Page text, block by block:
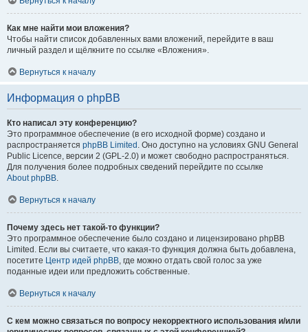
Как мне найти мои вложения?
Чтобы найти список добавленных вами вложений, перейдите в ваш
личный раздел и щёлкните по ссылке «Вложения».
Вернуться к началу
Информация о phpBB
Кто написал эту конференцию?
Это программное обеспечение (в его исходной форме) создано и
распространяется phpBB Limited . Оно доступно на условиях GNU General
Public Licence, версии 2 (GPL-2.0) и может свободно распространяться.
Для получения более подробных сведений перейдите по ссылке
About phpBB.
Вернуться к началу
Почему здесь нет такой-то функции?
Это программное обеспечение было создано и лицензировано phpBB
Limited. Если вы считаете, что какая-то функция должна быть добавлена,
посетите Центр идей phpBB, где можно отдать свой голос за уже
поданные идеи или предложить собственные.
Вернуться к началу
С кем можно связаться по вопросу некорректного использования и/или